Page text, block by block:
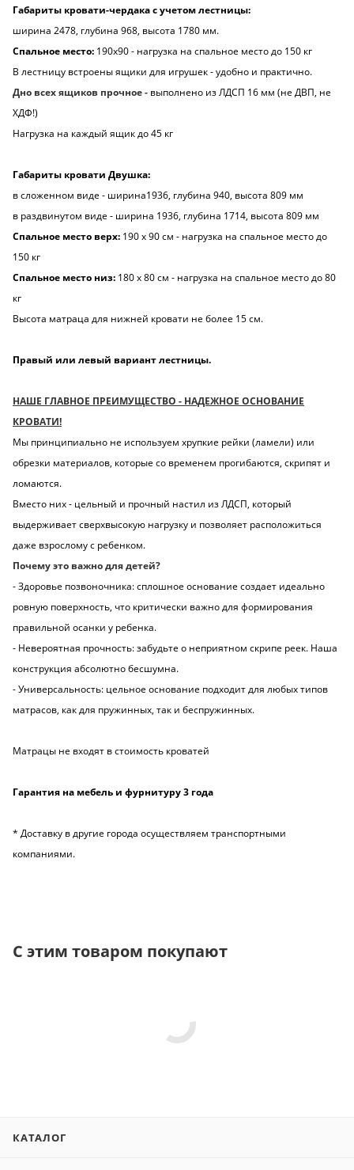
Габариты кровати-чердака с учетом лестницы:
ширина 2478, глубина 968, высота 1780 мм.
Спальное место: 190х90 - нагрузка на спальное место до 150 кг
В лестницу встроены ящики для игрушек - удобно и практично.
Дно всех ящиков прочное - выполнено из ЛДСП 16 мм (не ДВП, не
ХДФ!)
Нагрузка на каждый ящик до 45 кг
Габариты кровати Двушка:
в сложенном виде - ширина1936, глубина 940, высота 809 мм
в раздвинутом виде - ширина 1936, глубина 1714, высота 809 мм
Спальное место верх: 190 х 90 см - нагрузка на спальное место до
150 кг
Спальное место низ: 180 х 80 см - нагрузка на спальное место до 80
кг
Высота матраца для нижней кровати не более 15 см.
Правый или левый вариант лестницы.
НАШЕ ГЛАВНОЕ ПРЕИМУЩЕСТВО - НАДЕЖНОЕ ОСНОВАНИЕ
КРОВАТИ!
Мы принципиально не используем хрупкие рейки (ламели) или
обрезки материалов, которые со временем прогибаются, скрипят и
ломаются.
Вместо них - цельный и прочный настил из ЛДСП, который
выдерживает сверхвысокую нагрузку и позволяет расположиться
даже взрослому с ребенком.
Почему это важно для детей?
- Здоровье позвоночника: сплошное основание создает идеально
ровную поверхность, что критически важно для формирования
правильной осанки у ребенка.
- Невероятная прочность: забудьте о неприятном скрипе реек. Наша
конструкция абсолютно бесшумна.
- Универсальность: цельное основание подходит для любых типов
матрасов, как для пружинных, так и беспружинных.
Матрацы не входят в стоимость кроватей
Гарантия на мебель и фурнитуру 3 года
* Доставку в другие города осуществляем транспортными
компаниями.
С этим товаром покупают
КАТАЛОГ